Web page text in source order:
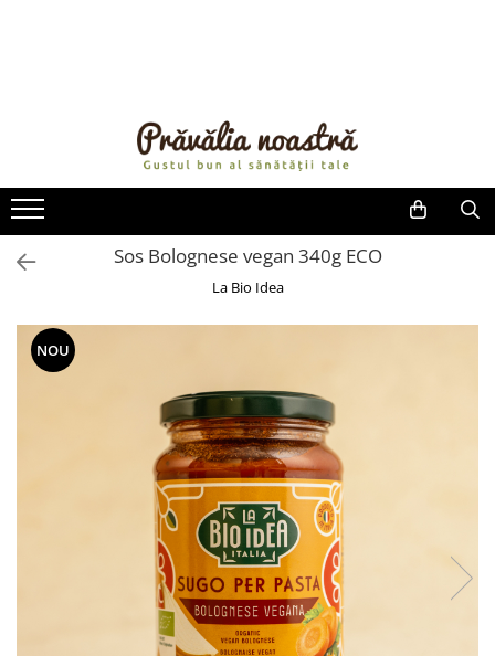
ULEIURI ȘI UNTURI
MĂSLINE
NUCI ȘI SEMINȚE
FRUCTE DESHIDRATATE
FRUCTE LA CONSERVĂ
OȚETURI ȘI SOSURI
FĂINĂ FĂRĂ GLUTEN
BĂUTURI / LAPTE VEGETAL
CREME ȘI PASTE TARTINABILE
CIOCOLATĂ ȘI CACAO
Sos Bolognese vegan 340g ECO
La Bio Idea
NOU